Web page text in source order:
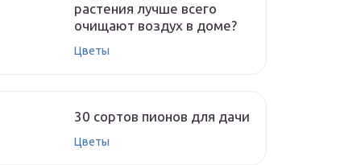
растения лучше всего
очищают воздух в доме?
Цветы
30 сортов пионов для дачи
Цветы